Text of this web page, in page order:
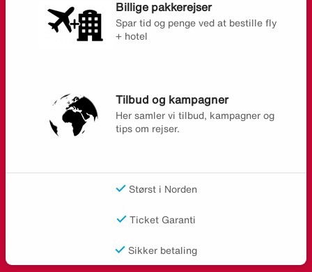
Billige pakkerejser
Spar tid og penge ved at bestille fly
+ hotel
Tilbud og kampagner
Her samler vi tilbud, kampagner og
tips om rejser.
Størst i Norden
Ticket Garanti
Sikker betaling